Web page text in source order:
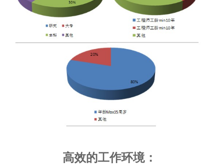
高效的工作环境：